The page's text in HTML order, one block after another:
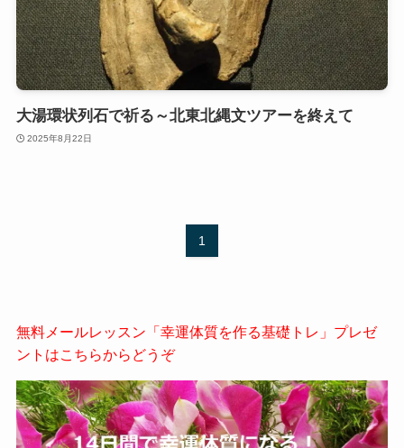
大湯環状列石で祈る～北東北縄文ツアーを終えて
2025年8月22日
1
無料メールレッスン「幸運体質を作る基礎トレ」プレゼ
ントはこちらからどうぞ